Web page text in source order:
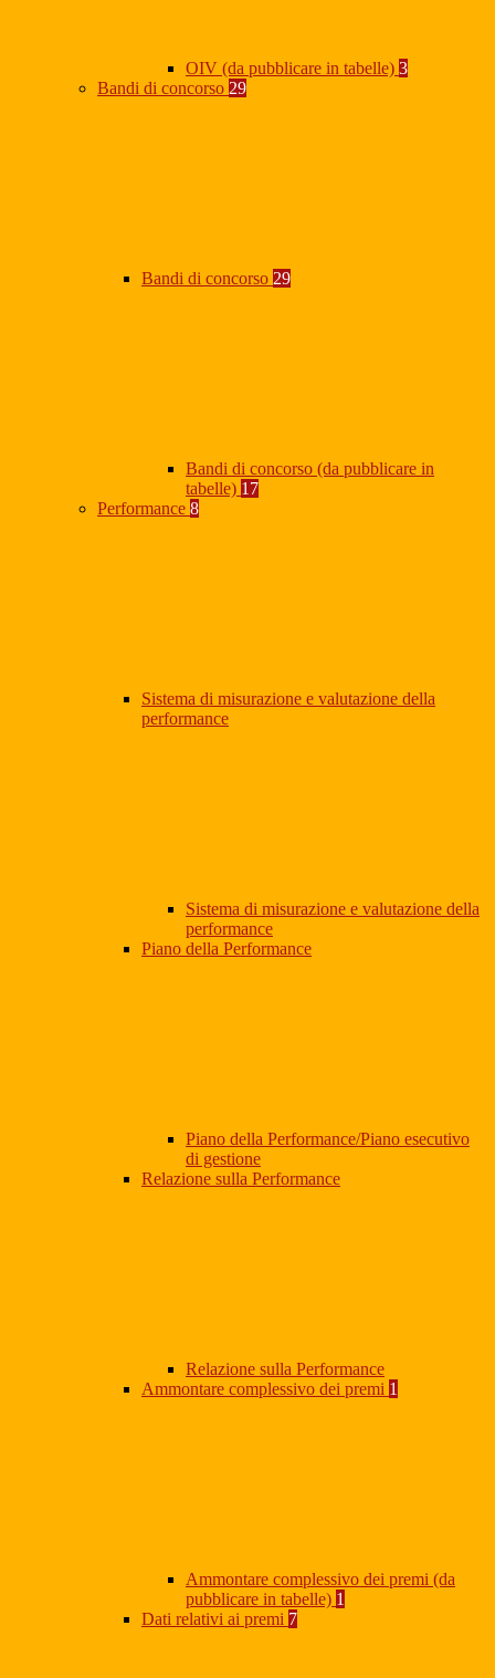
OIV (da pubblicare in tabelle) 3
Bandi di concorso 29
Bandi di concorso 29
Bandi di concorso (da pubblicare in
tabelle) 17
Performance 8
Sistema di misurazione e valutazione della
performance
Sistema di misurazione e valutazione della
performance
Piano della Performance
Piano della Performance/Piano esecutivo
di gestione
Relazione sulla Performance
Relazione sulla Performance
Ammontare complessivo dei premi 1
Ammontare complessivo dei premi (da
pubblicare in tabelle) 1
Dati relativi ai premi 7